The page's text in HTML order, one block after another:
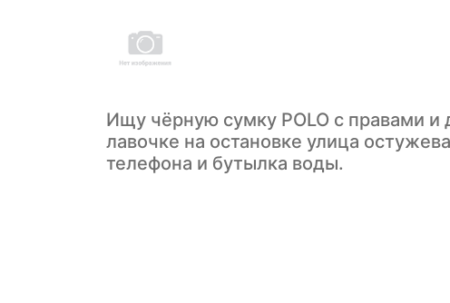
Ищу чёрную сумку POLO с правами
лавочке на остановке улица
телефона и бутылка воды.